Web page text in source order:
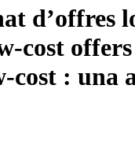
cost
cost :